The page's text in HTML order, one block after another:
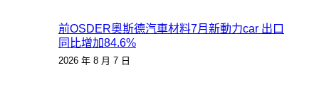
前OSDER奧斯德汽車材料7月新動力car 出口
同比增加84.6%
2026 年 8 月 7 日